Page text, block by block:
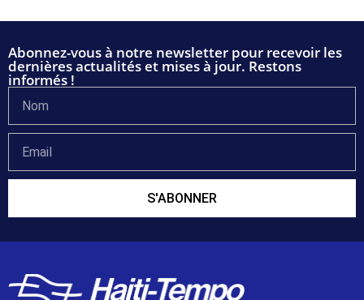
Abonnez-vous à notre newsletter pour recevoir les
dernières actualités et mises à jour. Restons
informés !
S'ABONNER